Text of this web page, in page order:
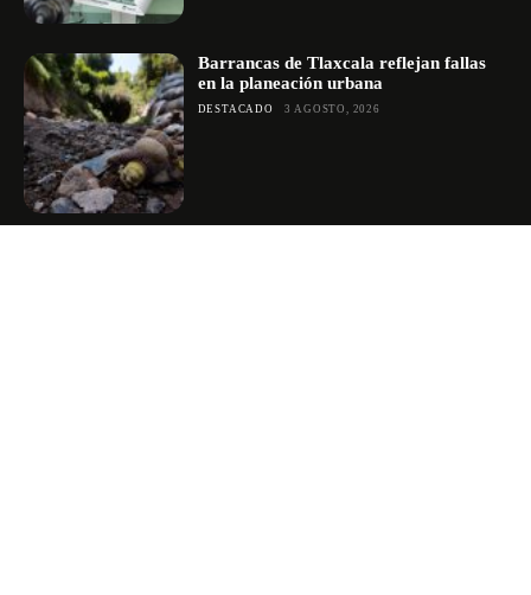
Barrancas de Tlaxcala reflejan fallas
en la planeación urbana
DESTACADO 3 AGOSTO, 2026